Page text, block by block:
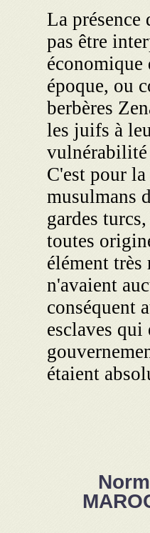
La présence
pas être
économique
époque, ou
berbères
les juifs à
vulnérabilité
C'est pour
musulmans
gardes
toutes
élément
n'avaient
conséquent
esclaves qui
étaient